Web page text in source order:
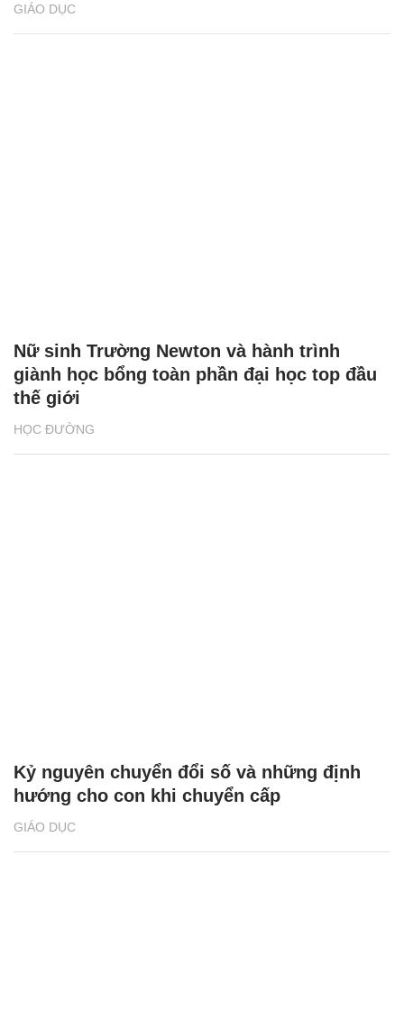
GIÁO DỤC
HỌC ĐƯỜNG
Nữ sinh Trường Newton và hành trình
giành học bổng toàn phần đại học top đầu
thế giới
GIÁO DỤC
Kỷ nguyên chuyển đổi số và những định
hướng cho con khi chuyển cấp